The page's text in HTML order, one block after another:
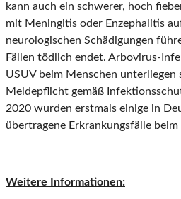
kann auch ein schwerer, hoch
mit Meningitis oder Enzephalitis
neurologischen Schädigungen
Fällen tödlich endet. Arbovirus-
USUV beim Menschen
Meldepflicht gemäß
2020 wurden erstmals einige in
übertragene Erkrankungsfälle
Weitere Informationen: